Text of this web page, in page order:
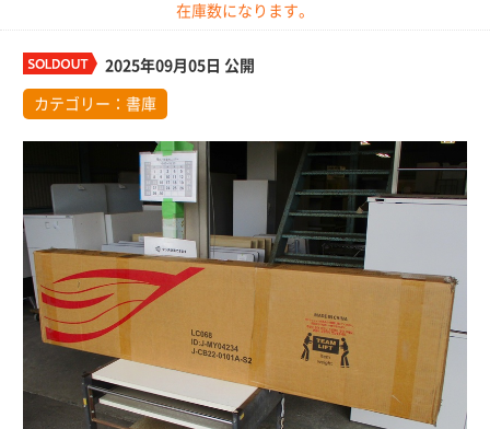
在庫数になります。
2025年09月05日 公開
カテゴリー： 書庫